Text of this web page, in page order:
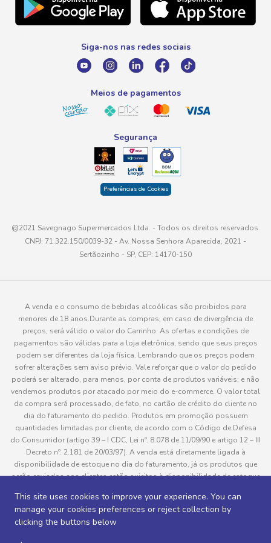
This site uses cookies to improve your experience. You can
manage your cookies preferences or reject collection by
clicking the buttons below
Promoção Fim de Ano
Telefone
0800 016 6680
atendimento@savegnago.com.br
Siga-nos nas redes sociais
Meios de pagamentos
Segurança
Preferências de Cookies
@2021 Savegnago Supermercados Ltda. - Todos os direitos reservados.
CNPJ: 71.322.150/0039-32 - Av. Nossa Senhora Aparecida, 2021 -
Sertãozinho - SP, CEP: 14170-150
A venda e o consumo de bebidas alcoólicas são proibidos para
menores de 18 anos.Durante as compras, em caso de divergência de
preços, será válido o valor do Carrinho. As ofertas e condições de
pagamentos são válidas para a loja eletrônica, sendo que seus preços
podem ser diferentes da loja física. Lembrando que os preços podem
sofrer alterações sem aviso prévio. Vale reforçar que o valor do pedido
poderá ser alterado, para menos, por conta de produtos variáveis; e não
vendemos produtos por atacado por meio do e-commerce. O valor total
da compra será processado, de fato, no cartão de crédito do cliente no
dia do faturamento do pedido. Produtos em promoção possuem
quantidades limitadas por cliente, de acordo com o Código de Defesa
do Consumidor (artigo 39 – I CDC, Lei nº. 8.078 de 11/09/90 e artigo 12 – III
Decreto nº. 2.181 de 20/03/97). A venda está diretamente ligada à
disponibilidade de estoque no dia do faturamento, já os produtos que
serão enviados aos clientes estão sujeitos à disponibilidade de estoque
pedido do cliente, este não será entregue e o valor do item não será
cobrado. As fotos dos produtos no site são ilustrativas, podendo haver
divergência com o produto real e todos os pedidos estão sujeitos à